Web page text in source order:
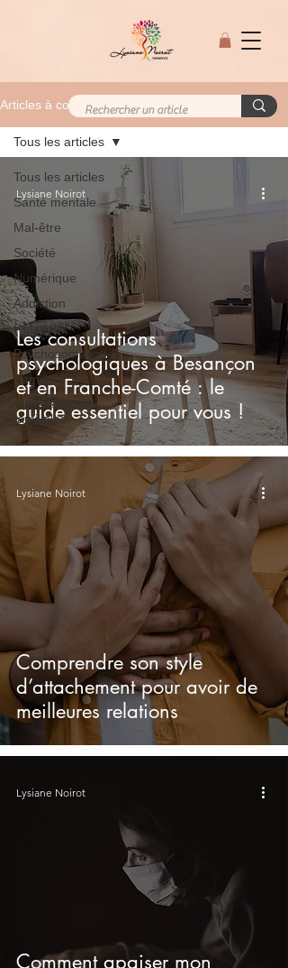
Articles à consulter
Tous les articles
Santé mentale
Mal-être
Société
Numérique
Addiction
Relations
Psychosomatique
Famille
Constellations
familiales
Tous les articles
Les consultations
psychologiques à Besançon
et en Franche-Comté : le
guide essentiel pour vous !
Lysiane Noirot
Comprendre son style
d’attachement pour avoir de
meilleures relations
Lysiane Noirot
Comment apaiser mon
Lysiane Noirot